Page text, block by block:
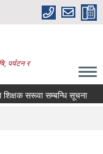
पर्यटन र
शिक्षक सरूवा सम्बन्धि सूचना